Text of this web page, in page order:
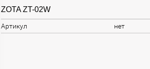
ZOTA ZT-02W
Артикул нет